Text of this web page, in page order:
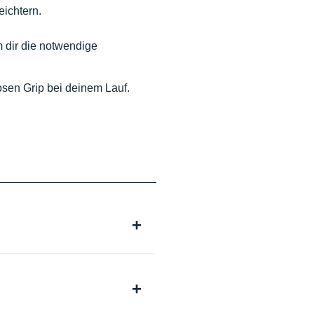
dir die notwendige
Grip bei deinem Lauf.